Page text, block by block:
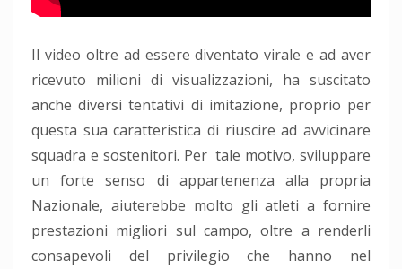
Il video oltre ad essere diventato virale e ad aver
ricevuto milioni di visualizzazioni, ha suscitato
anche diversi tentativi di imitazione, proprio per
questa sua caratteristica di riuscire ad avvicinare
squadra e sostenitori. Per tale motivo, sviluppare
un forte senso di appartenenza alla propria
Nazionale, aiuterebbe molto gli atleti a fornire
prestazioni migliori sul campo, oltre a renderli
consapevoli del privilegio che hanno nel